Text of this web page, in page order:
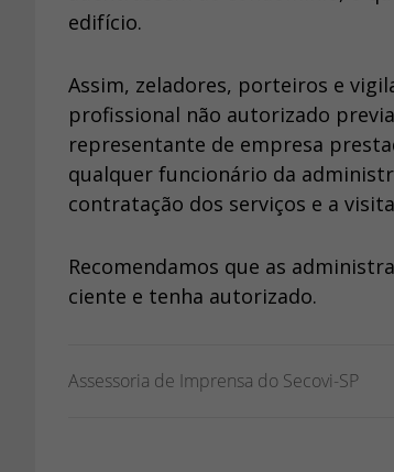
edifício.
Assim, zeladores, porteiros e
profissional não autorizado
representante de empresa
qualquer funcionário da
contratação dos serviços e a
Recomendamos que as
ciente e tenha autorizado.
Assessoria de Imprensa do Secovi-SP